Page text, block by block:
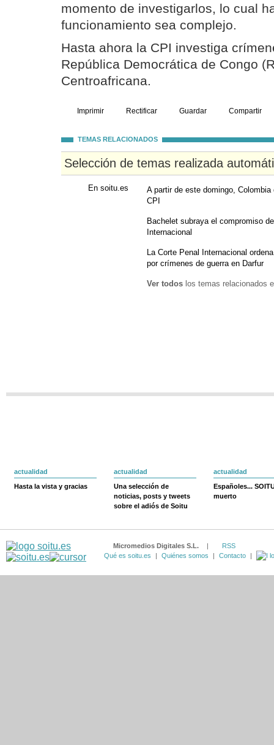
momento de investigarlos, lo cual
funcionamiento sea complejo.
Hasta ahora la CPI investiga
República Democrática de Congo
Centroafricana.
Imprimir Rectificar Guardar Compartir
TEMAS RELACIONADOS
Selección de temas realizada
En soitu.es
A partir de este domingo,
CPI
Bachelet subraya el compromiso
Internacional
La Corte Penal Internacional
por crímenes de guerra en Darfur
Ver todos los temas relacionados
actualidad
Hasta la vista y gracias
actualidad
Una selección de
noticias, posts y tweets
sobre el adiós de Soitu
actualidad
Españoles...
muerto
Micromedios Digitales S.L. |
RSS
Qué es soitu.es
| Quiénes somos | Contacto |